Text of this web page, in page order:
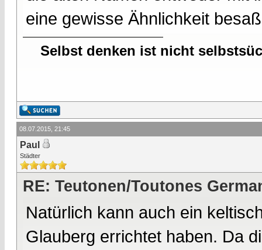
eine gewisse Ähnlichkeit
Selbst denken ist nicht
08.07.2015, 21:45
Paul
Städter
RE: Teutonen/Toutones
Natürlich kann auch ein
Glauberg errichtet haben. Da